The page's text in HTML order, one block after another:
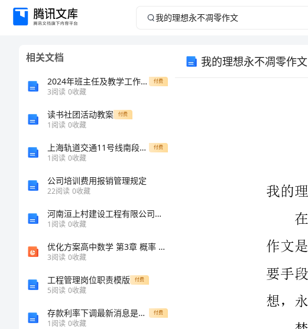
我
相关文档
2024年班主任及教学工作总结 付费
3阅读 0收藏
读书社团活动教案 付费
1阅读 0收藏
上海轨道交通11号线南段轨道工程预验收监理质量评估报告改 付费
1阅读 0收藏
公司培训费用报销管理规定
22阅读 0收藏
河南洹上村建设工程有限公司介绍企业发展分析报告
1阅读 0收藏
优化方案高中数学 第3章 概率 1.1.11.2 频率与概率、生活中的频率课件 北师大版必修3
3阅读 0收藏
工程管理岗位职责模版 付费
5阅读 0收藏
存款利率下调最新消息是真的吗 付费
1阅读 0收藏
我的理想永不凋零作文